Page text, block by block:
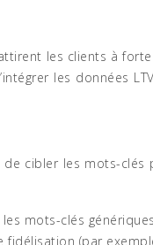
les clients à
les données
cibler les mots-
mots-clés
(par